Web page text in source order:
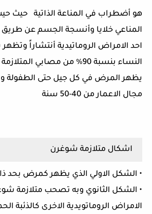
هو أضطراب في المناعة الذاتية حيث
المناعي خلايا وأنسجة الجسم عن طريق
احد الامراض الروماتيدية أنتشاراً
النساء بنسبة 90% من مصابي
يظهر المرض في كل جيل حتى الطفولة
مجال الاعمار من 40-50 سنة
اشكال متلازمة شوغرن
• الشكل الاولي الذي يظهر كمرض بحد
• الشكل الثانوي وبه تصحب متلازمة
الامراض الروماتويدية الاخرى كالذئبة